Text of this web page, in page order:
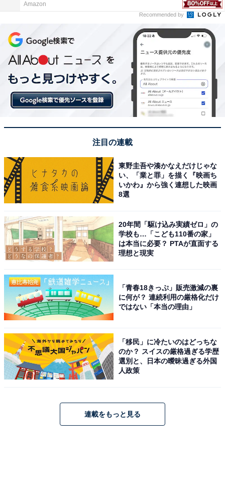
2019年甲子園大会注目選手その2：奥川恭伸（投
手・星稜）
現時点での完成度の高さでは右に出る者がいないと言わ
れているのは、奥川恭伸です。中学時代には軟式野球で
全国制覇を達成。星稜進学後も昨夏の甲子園大会では2
開幕戦となった藤蔭戦で勝利投手となりました。
最速153キロを誇るストレートはもちろんですが、プロ
ス）並みともいわれる切れ味抜群のスライダー。またル
ックスも田中将大に似ていると評判なので、登板の際は
その表情にも注目です。
2019年甲子園大会注目選手その3：野村健太（外
野手・山梨学院）
投手ばかりが目立つ今年の高校3年生ですが、野手の筆
頭格と言えるのが野村健太。ガッチリとした体つきで特
大アーチを量産することから「山梨のデスパイネ」と呼
ばれ、対戦校から恐れられています。
センバツ終了時点で高校通算40本塁打という長打力はも
ちろんですが、大舞台に強いところも大きな魅力。その
Amazon
Recommended by
注目の連載
東野圭吾や湊かなえだけじゃな
い、「業と罪」を描く『映画ち
いかわ』から強く連想した映画
8選
20年間「駆け込み実績ゼロ」の
学校も…「こども110番の家」
は本当に必要？ PTAが直面する
理想と現実
「青春18きっぷ」販売激減の裏
に何が？ 連続利用の厳格化だけ
ではない「本当の理由」
「移民」に冷たいのはどっちな
のか？ スイスの厳格過ぎる学歴
選別と、日本の曖昧過ぎる外国
人政策
連載をもっと見る